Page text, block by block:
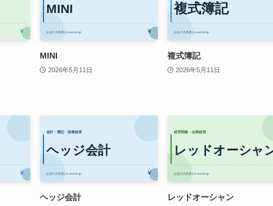
MINI
2026年5月11日
複式簿記
2026年5月11日
ヘッジ会計 レッドオーシャン